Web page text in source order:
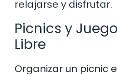
relajarse y disfrutar.
Picnics y
Libre
Organizar un picnic